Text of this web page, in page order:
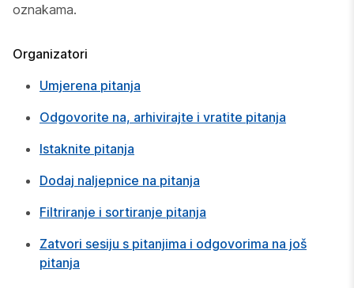
oznakama.
Organizatori
Umjerena pitanja
Odgovorite na, arhivirajte i vratite pitanja
Istaknite pitanja
Dodaj naljepnice na pitanja
Filtriranje i sortiranje pitanja
Zatvori sesiju s pitanjima i odgovorima na još
pitanja